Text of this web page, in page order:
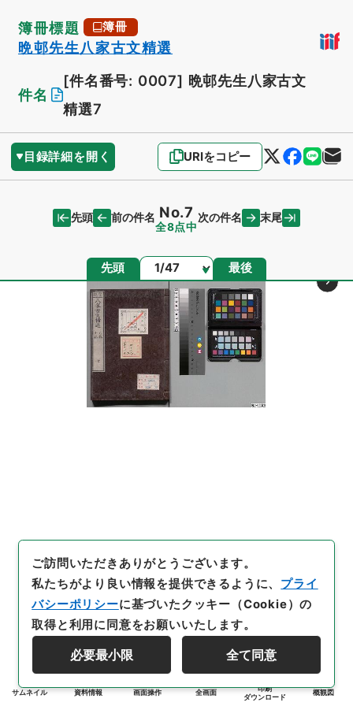
簿冊標題 簿冊
晩邨先生八家古文精選
件名
[件名番号: 0007] 晩邨先生八家古文
精選7
目録詳細を開く URIをコピー
先頭 前の件名 No.7
全8点中
次の件名 末尾
先頭 ページ 最後
サムネイル 資料情報 画面操作 全画面
印刷
ダウンロード
概観図
ご訪問いただきありがとうございます。
私たちがより良い情報を提供できるように、 プライ
バシーポリシーに基づいたクッキー（Cookie）の
取得と利用に同意をお願いいたします。
必要最小限 全て同意